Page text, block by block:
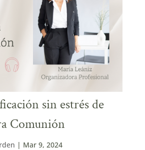
sin estrés de
Comunión
| Mar 9, 2024